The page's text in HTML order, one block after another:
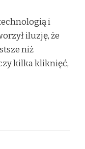
i
iluzję, że
niż
kilka kliknięć,